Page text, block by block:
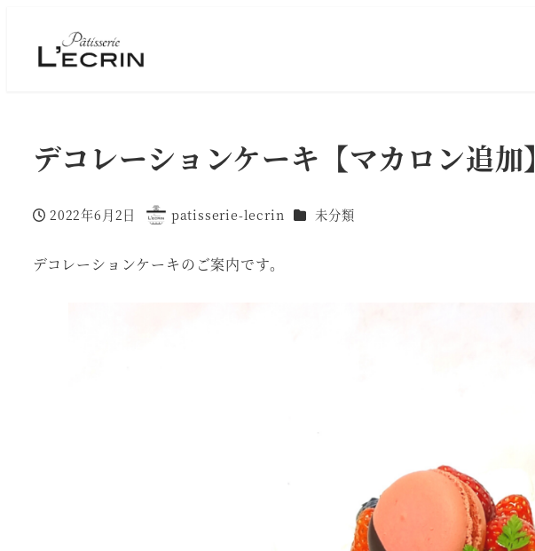
デコレーションケーキ【マカロン追加】
投稿日
2022年6月2日
著
patisserie-lecrin カテゴリー
未分類
デコレーションケーキのご案内です。